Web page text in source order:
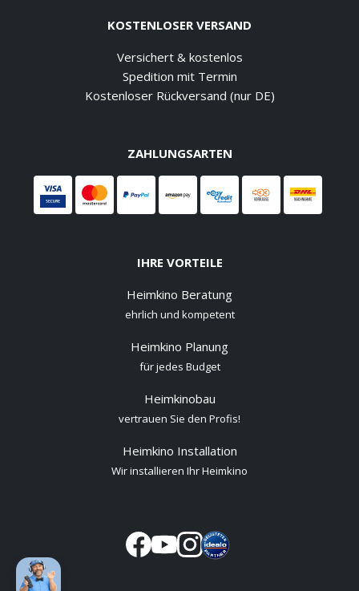
KOSTENLOSER VERSAND
Versichert & kostenlos
Spedition mit Termin
Kostenloser Rückversand (nur DE)
ZAHLUNGSARTEN
IHRE VORTEILE
Heimkino Beratung
ehrlich und kompetent
Heimkino Planung
für jedes Budget
Heimkinobau
vertrauen Sie den Profis!
Heimkino Installation
Wir installieren Ihr Heimkino